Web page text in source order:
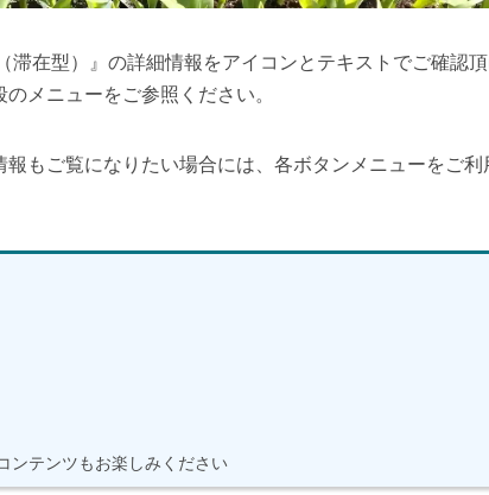
在型）』の詳細情報をアイコンとテキストでご確認頂
メニューをご参照ください。
もご覧になりたい場合には、各ボタンメニューをご利
ンテンツもお楽しみください